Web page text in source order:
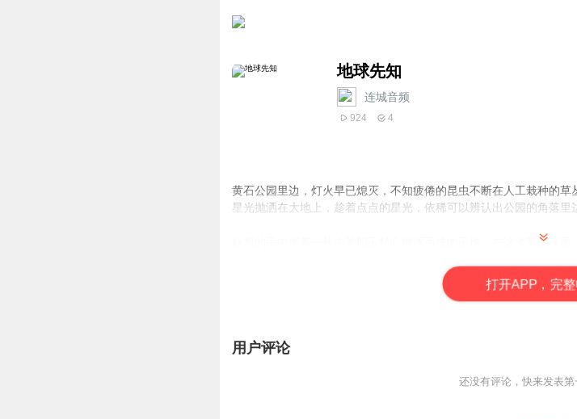
地球先知
连城音频
924 4
黄石公园里边，灯火早已熄灭，不知疲倦的昆虫不断在人工栽种的
星光抛洒在大地上，趁着点点的星光，依稀可以辨认出公园的角落里
的手中抓着一枚由羊脂玉精心雕琢而成的玉珠，在这漆黑的夜
打开APP，完
用户评论
还没有评论，快来发表第